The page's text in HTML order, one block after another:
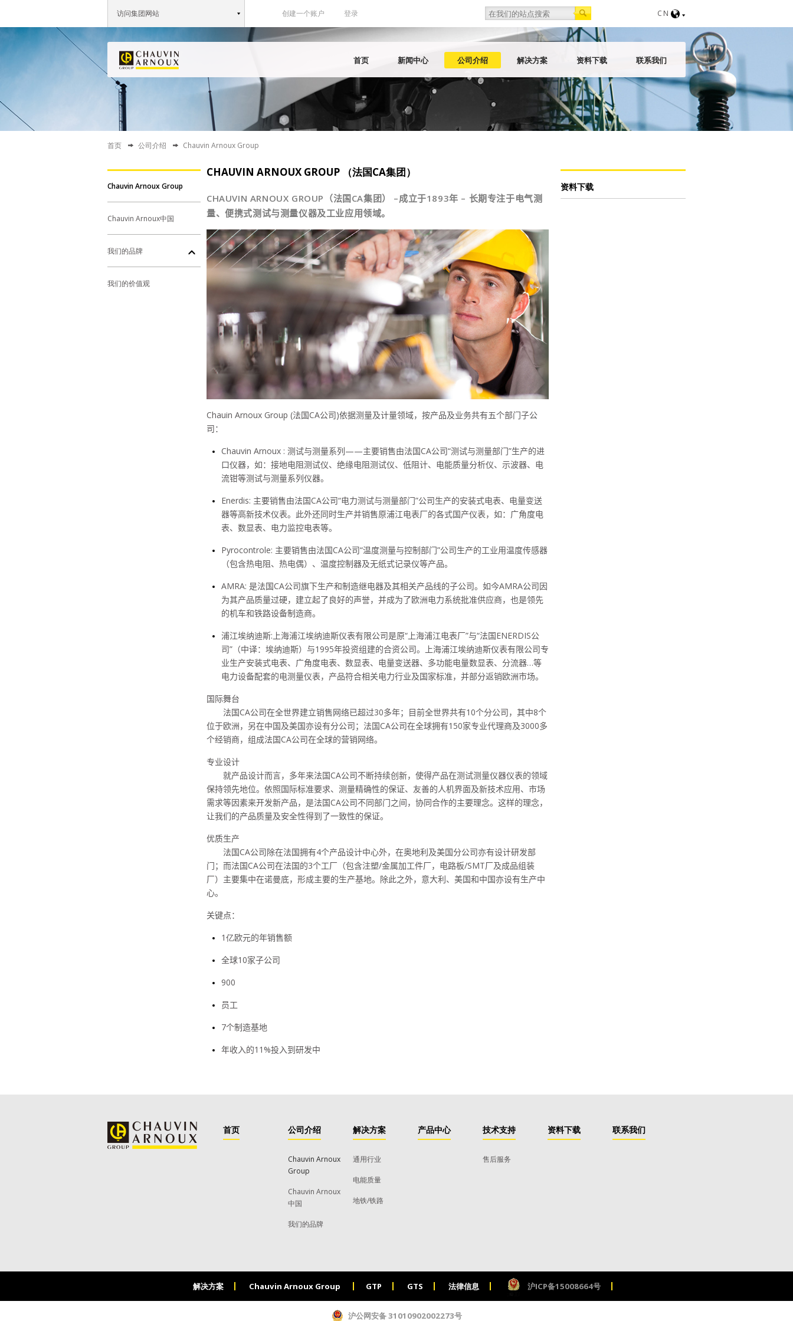
访问集团网站 创建一个账户 登录 Search form
Search CN
首页 新闻中心 公司介绍 解决方案 资料下载 联系我们
首页 公司介绍 Chauvin Arnoux Group
Chauvin Arnoux Group
Chauvin Arnoux中国
我们的品牌
我们的价值观
CHAUVIN ARNOUX GROUP （法国CA集团）
CHAUVIN ARNOUX GROUP （法国CA集团） –成立于1893年 – 长期专注于电气测
量、便携式测试与测量仪器及工业应用领域。
Chauin Arnoux Group (法国CA公司)依据测量及计量领域，按产品及业务共有五个部门子公
司：
Chauvin Arnoux : 测试与测量系列——主要销售由法国CA公司“测试与测量部门”生产的进
口仪器，如：接地电阻测试仪、绝缘电阻测试仪、低阻计、电能质量分析仪、示波器、电
流钳等测试与测量系列仪器。
Enerdis: 主要销售由法国CA公司“电力测试与测量部门”公司生产的安装式电表、电量变送
器等高新技术仪表。此外还同时生产并销售原浦江电表厂的各式国产仪表，如：广角度电
表、数显表、电力监控电表等。
Pyrocontrole: 主要销售由法国CA公司“温度测量与控制部门”公司生产的工业用温度传感器
（包含热电阻、热电偶）、温度控制器及无纸式记录仪等产品。
AMRA: 是法国CA公司旗下生产和制造继电器及其相关产品线的子公司。如今AMRA公司因
为其产品质量过硬，建立起了良好的声誉，并成为了欧洲电力系统批准供应商，也是领先
的机车和铁路设备制造商。
浦江埃纳迪斯: 上海浦江埃纳迪斯仪表有限公司是原“上海浦江电表厂”与“法国ENERDIS公
司”（中译：埃纳迪斯）与1995年投资组建的合资公司。上海浦江埃纳迪斯仪表有限公司专
业生产安装式电表、广角度电表、数显表、电量变送器、多功能电量数显表、分流器…等
电力设备配套的电测量仪表，产品符合相关电力行业及国家标准，并部分返销欧洲市场。
国际舞台
法国CA公司在全世界建立销售网络已超过30多年；目前全世界共有10个分公司，其中8个
位于欧洲，另在中国及美国亦设有分公司；法国CA公司在全球拥有150家专业代理商及3000多
个经销商，组成法国CA公司在全球的营销网络。
专业设计
就产品设计而言，多年来法国CA公司不断持续创新，使得产品在测试测量仪器仪表的领域
保持领先地位。依照国际标准要求、测量精确性的保证、友善的人机界面及新技术应用、市场
需求等因素来开发新产品，是法国CA公司不同部门之间，协同合作的主要理念。这样的理念，
让我们的产品质量及安全性得到了一致性的保证。
优质生产
法国CA公司除在法国拥有4个产品设计中心外，在奥地利及美国分公司亦有设计研发部
门；而法国CA公司在法国的3个工厂（包含注塑/金属加工件厂，电路板/SMT厂及成品组装
厂）主要集中在诺曼底，形成主要的生产基地。除此之外，意大利、美国和中国亦设有生产中
心。
关键点：
1亿欧元的年销售额
全球10家子公司
900
员工
7个制造基地
年收入的11%投入到研发中
资料下载
首页 公司介绍
Chauvin Arnoux
Group
Chauvin Arnoux
中国
我们的品牌
解决方案
通用行业
电能质量
地铁/铁路
产品中心 技术支持
售后服务
资料下载 联系我们
解决方案 Chauvin Arnoux Group GTP GTS 法律信息 沪ICP备15008664号
沪公网安备 31010902002273号